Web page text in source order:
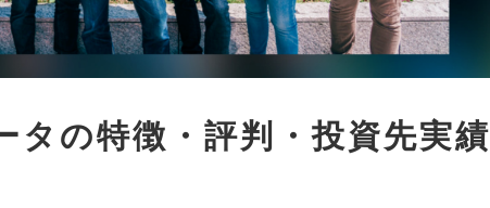
タの特徴・評判・投資先実績